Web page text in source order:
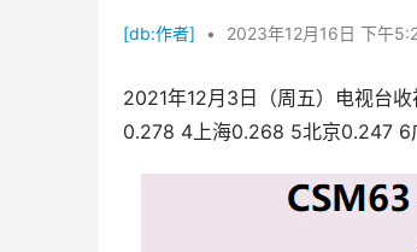
[db:作者] • 2023年12月16日 下午
2021年12月3日（周五）电视台
0.278 4上海0.268 5北京0.247 6